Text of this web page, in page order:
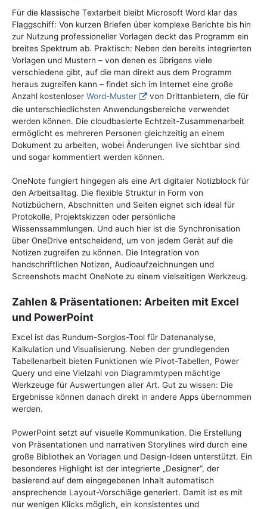
Für die klassische Textarbeit bleibt Microsoft Word klar das
Flaggschiff: Von kurzen Briefen über komplexe Berichte bis hin
zur Nutzung professioneller Vorlagen deckt das Programm ein
breites Spektrum ab. Praktisch: Neben den bereits integrierten
Vorlagen und Mustern – von denen es übrigens viele
verschiedene gibt, auf die man direkt aus dem Programm
heraus zugreifen kann – findet sich im Internet eine große
Anzahl kostenloser Word-Muster
von Drittanbietern, die für
die unterschiedlichsten Anwendungsbereiche verwendet
werden können. Die cloudbasierte Echtzeit-Zusammenarbeit
ermöglicht es mehreren Personen gleichzeitig an einem
Dokument zu arbeiten, wobei Änderungen live sichtbar sind
und sogar kommentiert werden können.
OneNote fungiert hingegen als eine Art digitaler Notizblock für
den Arbeitsalltag. Die flexible Struktur in Form von
Notizbüchern, Abschnitten und Seiten eignet sich ideal für
Protokolle, Projektskizzen oder persönliche
Wissenssammlungen. Und auch hier ist die Synchronisation
über OneDrive entscheidend, um von jedem Gerät auf die
Notizen zugreifen zu können. Die Integration von
handschriftlichen Notizen, Audioaufzeichnungen und
Screenshots macht OneNote zu einem vielseitigen Werkzeug.
Zahlen & Präsentationen: Arbeiten mit Excel
und PowerPoint
Excel ist das Rundum-Sorglos-Tool für Datenanalyse,
Kalkulation und Visualisierung. Neben der grundlegenden
Tabellenarbeit bieten Funktionen wie Pivot-Tabellen, Power
Query und eine Vielzahl von Diagrammtypen mächtige
Werkzeuge für Auswertungen aller Art. Gut zu wissen: Die
Ergebnisse können danach direkt in andere Apps übernommen
werden.
PowerPoint setzt auf visuelle Kommunikation. Die Erstellung
von Präsentationen und narrativen Storylines wird durch eine
große Bibliothek an Vorlagen und Design-Ideen unterstützt. Ein
besonderes Highlight ist der integrierte „Designer“, der
basierend auf dem eingegebenen Inhalt automatisch
ansprechende Layout-Vorschläge generiert. Damit ist es mit
nur wenigen Klicks möglich, ein konsistentes und